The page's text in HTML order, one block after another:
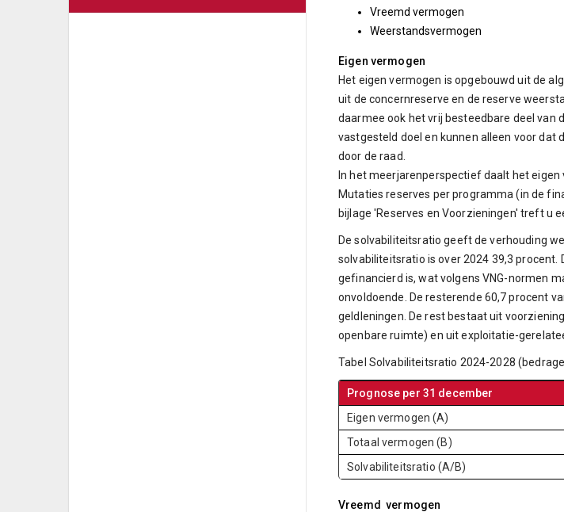
Vreemd vermogen
Weerstandsvermogen
Eigen vermogen
Het eigen vermogen is opgebouwd uit de
uit de concernreserve en de reserve
daarmee ook het vrij besteedbare deel van
vastgesteld doel en kunnen alleen voor dat
door de raad.
In het meerjarenperspectief daalt het eigen
Mutaties reserves per programma (in de
bijlage 'Reserves en Voorzieningen' treft u
De solvabiliteitsratio geeft de verhouding
solvabiliteitsratio is over 2024 39,3
gefinancierd is, wat volgens VNG-normen
onvoldoende. De resterende 60,7 procent
geldleningen. De rest bestaat uit
openbare ruimte) en uit exploitatie-
Tabel Solvabiliteitsratio 2024-2028
Prognose per 31 december
Eigen vermogen (A)
Totaal vermogen (B)
Solvabiliteitsratio (A/B)
Vreemd vermogen